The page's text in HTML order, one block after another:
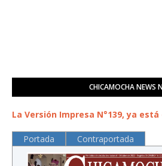
CHICAMOCHA NEWS
La Versión Impresa N°139, ya
Portada Contraportada